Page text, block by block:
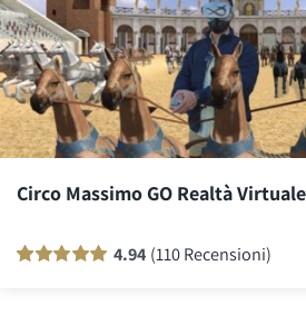
Circo Massimo GO Realtà Virtuale
4.94 (110 Recensioni)